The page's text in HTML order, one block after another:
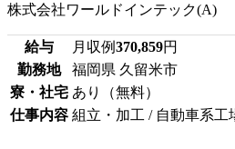
株式会社ワールドインテック(A)
給与 月収例370,859円
勤務地
福岡県 久留米市
寮・社宅 あり（無料）
仕事内容 組立・加工 / 自動車系工